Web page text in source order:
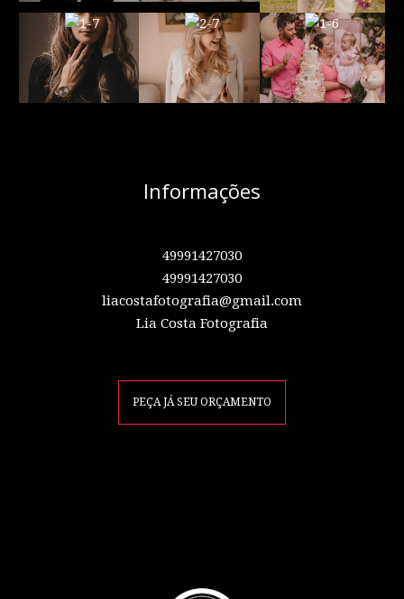
Informações
49991427030
49991427030
liacostafotografia@gmail.com
Lia Costa Fotografia
PEÇA JÁ SEU ORÇAMENTO